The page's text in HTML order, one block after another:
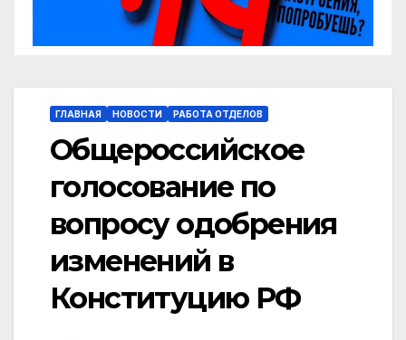
ГЛАВНАЯ НОВОСТИ РАБОТА ОТДЕЛОВ
Общероссийское
голосование по
вопросу одобрения
изменений в
Конституцию РФ